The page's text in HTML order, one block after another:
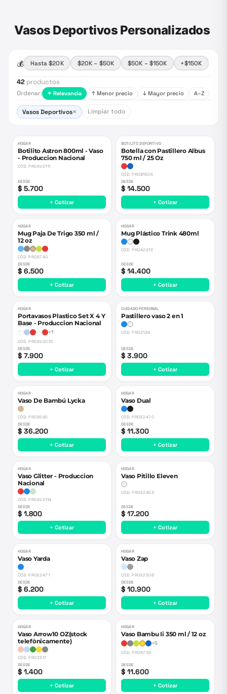
Vasos Deportivos Personalizados
💰 Hasta $20K $20K – $50K $50K – $150K +$150K
42 productos
Ordenar: ✦ Relevancia ↑ Menor precio ↓ Mayor precio A–Z
Vasos Deportivos✕ Limpiar todo
HOGAR
Botilito Astron 800ml - Vaso
- Produccion Nacional
CÓD.PROAV2111
DESDE
$ 5.700
+ Cotizar
BOTILITO DEPORTIVO
Botella con Pastillero Albus
750 ml / 25 Oz
CÓD.PROB1606
DESDE
$ 14.500
+ Cotizar
HOGAR
Mug Paja De Trigo 350 ml /
12 oz
CÓD.PRO8740
DESDE
$ 6.500
+ Cotizar
HOGAR
Mug Plástico Trink 480ml
CÓD.PROA2213
DESDE
$ 14.400
+ Cotizar
HOGAR
Portavasos Plastico Set X 4 Y
Base - Produccion Nacional
+1
CÓD.PROAV2035
DESDE
$ 7.900
+ Cotizar
CUIDADO PERSONAL
Pastillero vaso 2 en 1
CÓD.PRO2134
DESDE
$ 3.900
+ Cotizar
HOGAR
Vaso De Bambú Lycka
CÓD.PRO9592
DESDE
$ 36.200
+ Cotizar
HOGAR
Vaso Dual
CÓD.PROE2470
DESDE
$ 11.300
+ Cotizar
HOGAR
Vaso Glitter - Produccion
Nacional
CÓD.PROAV2114
DESDE
$ 1.800
+ Cotizar
HOGAR
Vaso Pitillo Eleven
CÓD.PROE2453
DESDE
$ 17.200
+ Cotizar
HOGAR
Vaso Yarda
CÓD.PROE2471
DESDE
$ 6.200
+ Cotizar
HOGAR
Vaso Zap
CÓD.PROE2508
DESDE
$ 10.900
+ Cotizar
HOGAR
Vaso Arrow10 OZ(stock
telefònicamente)
CÓD.PRO3317
DESDE
$ 1.400
+ Cotizar
HOGAR
Vaso Bambu Ii 350 ml / 12 oz
+5
CÓD.PRO8739
DESDE
$ 11.600
+ Cotizar